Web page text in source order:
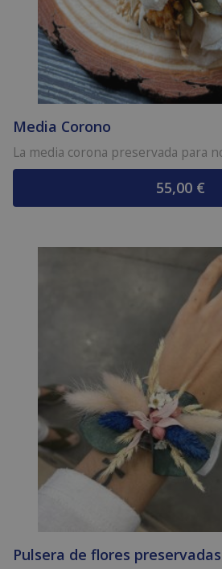
Media Corono
La media corona preservada para
55,00 €
Pulsera de flores preservadas